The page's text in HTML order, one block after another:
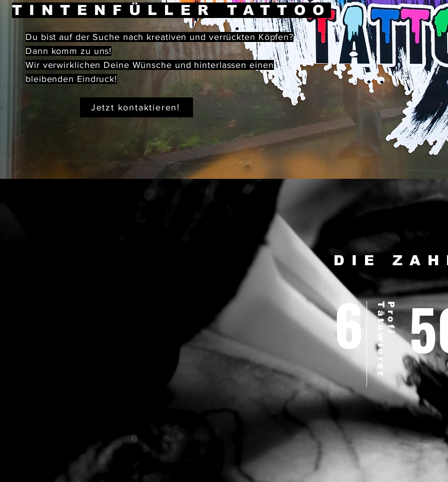
TINTENFÜLLER TATTOO
Du bist auf der Suche nach kreativen und verrückten Köpfen?
Dann komm zu uns!
Wir verwirklichen Deine Wünsche und hinterlassen einen
bleibenden Eindruck!
Jetzt kontaktieren!
DIE
6 Profi
Tätowierer